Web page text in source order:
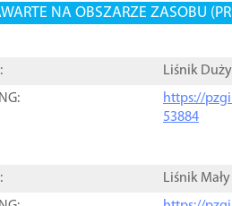
NA OBSZARZE ZASOBU
Liśnik Duży
https://
53884
Liśnik Mały